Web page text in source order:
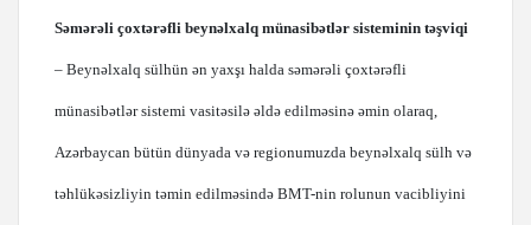
Səmərəli çoxtərəfli beynəlxalq münasibətlər sisteminin təşviqi
– Beynəlxalq sülhün ən yaxşı halda səmərəli çoxtərəfli
münasibətlər sistemi vasitəsilə əldə edilməsinə əmin olaraq,
Azərbaycan bütün dünyada və regionumuzda beynəlxalq sülh və
təhlükəsizliyin təmin edilməsində BMT-nin rolunun vacibliyini